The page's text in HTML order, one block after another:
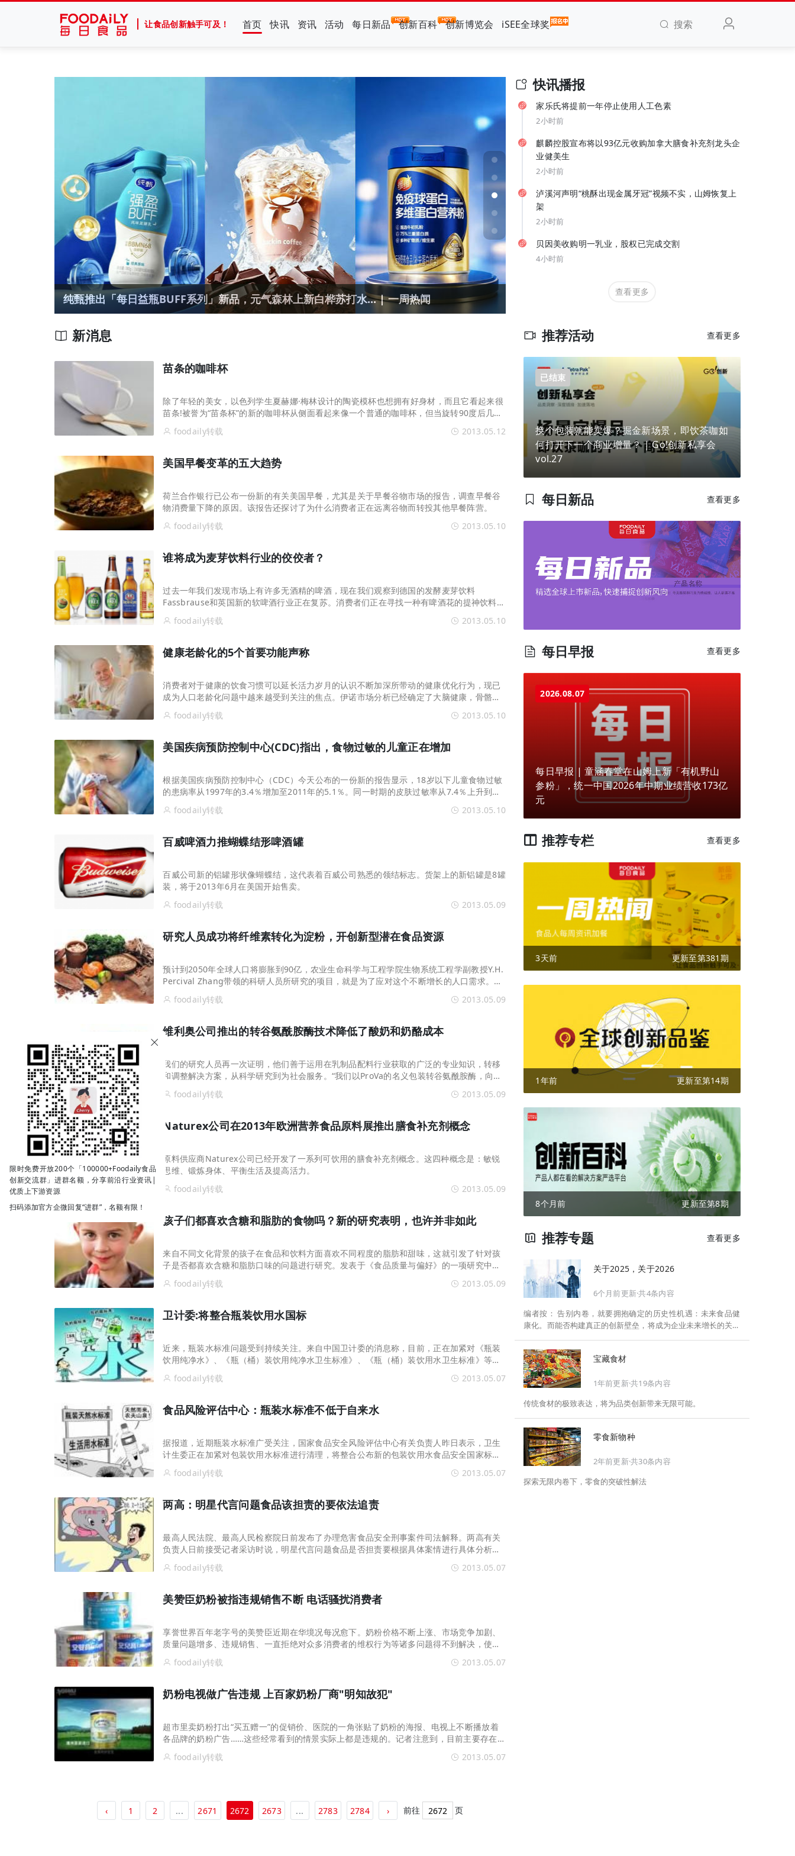
让食品创新触手可及！ 首页 快讯 资讯 活动 每日新品 创新百科 创新博览会 iSEE全球奖 搜索
限时免费开放200个「100000+Foodaily食品
创新交流群」进群名额，分享前沿行业资讯|
优质上下游资源
扫码添加官方企微回复“进群”，名额有限！
纯甄推出「每日益瓶BUFF系列」新品，元气森林上新白桦苏打水... | 一周热闻
从7-11、朴朴到丰e，蒙牛要借运动饮料“杀”入渠道新战场？
拓宽品类边界！让常温奶鲜甜好喝，伊利如何破解行业难题？
快讯播报
家乐氏将提前一年停止使用人工色素
2小时前
麒麟控股宣布将以93亿元收购加拿大膳食补充剂龙头企
业健美生
2小时前
泸溪河声明“桃酥出现金属牙冠”视频不实，山姆恢复上
架
2小时前
贝因美收购明一乳业，股权已完成交割
4小时前
查看更多
新消息
苗条的咖啡杯
除了年轻的美女，以色列学生夏赫娜·梅林设计的陶瓷模杯也想拥有好身材，而且它看起来很
苗条!被誉为“苗条杯”的新的咖啡杯从侧面看起来像一个普通的咖啡杯，但当旋转90度后几乎
消失。除了陶瓷杯，夏赫娜·梅林也在研究其他苗条的陶瓷餐具设计,以帮助消费者领会“事情
变得苗条作为技术前进”。
foodaily转载 2013.05.12
美国早餐变革的五大趋势
荷兰合作银行已公布一份新的有关美国早餐，尤其是关于早餐谷物市场的报告，调查早餐谷
物消费量下降的原因。该报告还探讨了为什么消费者正在远离谷物而转投其他早餐阵营。
foodaily转载
2013.05.10
谁将成为麦芽饮料行业的佼佼者？
过去一年我们发现市场上有许多无酒精的啤酒，现在我们观察到德国的发酵麦芽饮料
Fassbrause和英国新的软啤酒行业正在复苏。消费者们正在寻找一种有啤酒花的提神饮料作
为酒精饮料的替代品，如果可以的话顶端发泡最好。
foodaily转载 2013.05.10
健康老龄化的5个首要功能声称
消费者对于健康的饮食习惯可以延长活力岁月的认识不断加深所带动的健康优化行为，现已
成为人口老龄化问题中越来越受到关注的焦点。伊诺市场分析已经确定了大脑健康，骨骼健
康，皮肤健康，关节健康和视力健康作为老年消费者功能性食品和饮料市场的五大健康声
称。foodaily转载 2013.05.10
美国疾病预防控制中心(CDC)指出，食物过敏的儿童正在增加
根据美国疾病预防控制中心（CDC）今天公布的一份新的报告显示，18岁以下儿童食物过敏
的患病率从1997年的3.4％增加至2011年的5.1％。同一时期的皮肤过敏率从7.4％上升到
12.5％，但是它们随年龄增长而下降。
foodaily转载 2013.05.10
百威啤酒力推蝴蝶结形啤酒罐
百威公司新的铝罐形状像蝴蝶结，这代表着百威公司熟悉的领结标志。货架上的新铝罐是8罐
装，将于2013年6月在美国开始售卖。
foodaily转载
2013.05.09
研究人员成功将纤维素转化为淀粉，开创新型潜在食品资源
预计到2050年全球人口将膨胀到90亿，农业生命科学与工程学院生物系统工程学副教授Y.H.
Percival Zhang带领的科研人员所研究的项目，就是为了应对这个不断增长的人口需求。淀
粉是人类膳食中最重要的组成，提供的能量占我们日常卡路里摄入量的20%-40%。
foodaily转载 2013.05.09
维利奥公司推出的转谷氨酰胺酶技术降低了酸奶和奶酪成本
我们的研究人员再一次证明，他们善于运用在乳制品配料行业获取的广泛的专业知识，转移
和调整解决方案，从科学研究到为社会服务。“我们以ProVa的名义包装转谷氨酰胺酶，向酸
奶和奶酪生产商提供不同的包装规格。最终目的是在现有许可的生产系统基础上，利用我们
的乳制品工艺，提供简单集成的ProVa技术。”新技术与一种稳定的、易使用的液态酶制剂配
foodaily转载 2013.05.09
Naturex公司在2013年欧洲营养食品原料展推出膳食补充剂概念
原料供应商Naturex公司已经开发了一系列可饮用的膳食补充剂概念。这四种概念是：敏锐
思维、锻炼身体、平衡生活及提高活力。
foodaily转载
2013.05.09
孩子们都喜欢含糖和脂肪的食物吗？新的研究表明，也许并非如此
来自不同文化背景的孩子在食品和饮料方面喜欢不同程度的脂肪和甜味，这就引发了针对孩
子是否都喜欢含糖和脂肪口味的问题进行研究。发表于《食品质量与偏好》的一项研究中，
研究人员调查了来自意大利，爱沙尼亚，塞浦路斯，比利时，瑞典，德国，匈牙利和西班牙
的1705名年龄在6至9岁的儿童的口味喜好。他们使用成对比较法，孩子们根据自己的喜好对
foodaily转载 2013.05.09
卫计委:将整合瓶装饮用水国标
近来，瓶装水标准问题受到持续关注。来自中国卫计委的消息称，目前，正在加紧对《瓶装
饮用纯净水》、《瓶（桶）装饮用纯净水卫生标准》、《瓶（桶）装饮用水卫生标准》等标
foodaily转载 2013.05.07
食品风险评估中心：瓶装水标准不低于自来水
据报道，近期瓶装水标准广受关注，国家食品安全风险评估中心有关负责人昨日表示，卫生
计生委正在加紧对包装饮用水标准进行清理，将整合公布新的包装饮用水食品安全国家标
准。针对公众对包装饮用水标准“低于自来水”的质疑，国家食品安全风险评估中心有关负责
人表示，《食品安全法》规定，食品生产经营用水应当符合国家规定的生活饮用水卫生标
用水卫生标准》规定。
foodaily转载 2013.05.07
两高：明星代言问题食品该担责的要依法追责
最高人民法院、最高人民检察院日前发布了办理危害食品安全刑事案件司法解释。两高有关
负责人日前接受记者采访时说，明星代言问题食品是否担责要根据具体案情进行具体分析，
司法机关严格依照相关法律规定办案，明星该承担相应责任的要依法追责。
foodaily转载 2013.05.07
美赞臣奶粉被指违规销售不断 电话骚扰消费者
享誉世界百年老字号的美赞臣近期在华境况每况愈下。奶粉价格不断上涨、市场竞争加剧、
质量问题增多、违规销售、一直拒绝对众多消费者的维权行为等诸多问题得不到解决，使得
2012年第三季度美赞臣在中国区市场表现出销售状况不佳、库存压力增大。我们对之前各媒
体的美赞臣系列报道进行再次梳理，希望美赞臣能看清自身现状，并督促美赞臣负起企业社
foodaily转载 2013.05.07
奶粉电视做广告违规 上百家奶粉厂商"明知故犯"
超市里卖奶粉打出“买五赠一”的促销价、医院的一角张贴了奶粉的海报、电视上不断播放着
各品牌的奶粉广告……这些经常看到的情景实际上都是违规的。记者注意到，目前主要存在四
类违反《国际母乳代用品销售守则》和《母乳代用品销售管理办法》的现象。尽管三令五
申，仍旧有多达104个品牌的奶粉、奶嘴、奶瓶等在商场超市违规促销。
foodaily转载 2013.05.07
‹ 1 2 ... 2671 2672 2673 ... 2783 2784 › 前往 页
推荐活动 查看更多
已结束
换个包装就能卖爆？掘金新场景，即饮茶咖如
何打开下一个商业增量？ | Go!创新私享会
vol.27
每日新品 查看更多
每日早报 查看更多
2026.08.07
每日早报 | 童涵春堂在山姆上新「有机野山
参粉」，统一中国2026年中期业绩营收173亿
元
推荐专栏 查看更多
3天前 更新至第381期
1年前 更新至第14期
8个月前 更新至第8期
推荐专题 查看更多
关于2025，关于2026
6个月前更新·共4条内容
编者按： 告别内卷，就要拥抱确定的历史性机遇：未来食品健
康化。而能否构建真正的创新壁垒，将成为企业未来增长的关键
《关于2025，关于2026》，将以“创新产品”透视“未来机会”，以
全球视野探寻中国机遇、增长解法，拆解年度标杆的增长逻辑与
谋篇布局，深挖“药食同源”“低GI”“老龄营养”“清洁标签”等热门赛
道的爆品基因，从趋势预判、品类创新、未来增长机会、企业战
南。
宝藏食材
1年前更新·共19条内容
传统食材的极致表达，将为品类创新带来无限可能。
零食新物种
2年前更新·共30条内容
探索无限内卷下，零食的突破性解法